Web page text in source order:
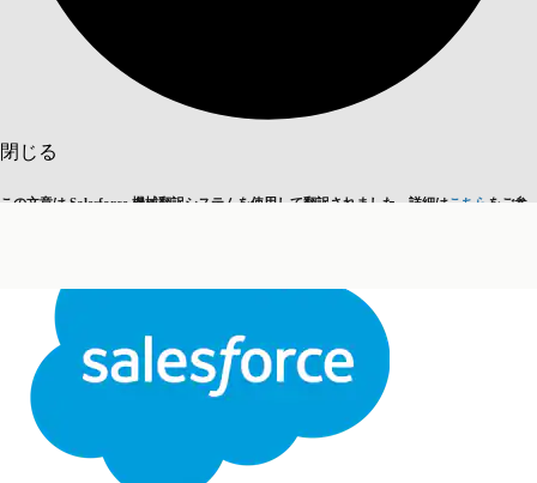
閉じる
この文章は Salesforce 機械翻訳システムを使用して翻訳されました。詳細はこちら をご参
閉じる 閉じる